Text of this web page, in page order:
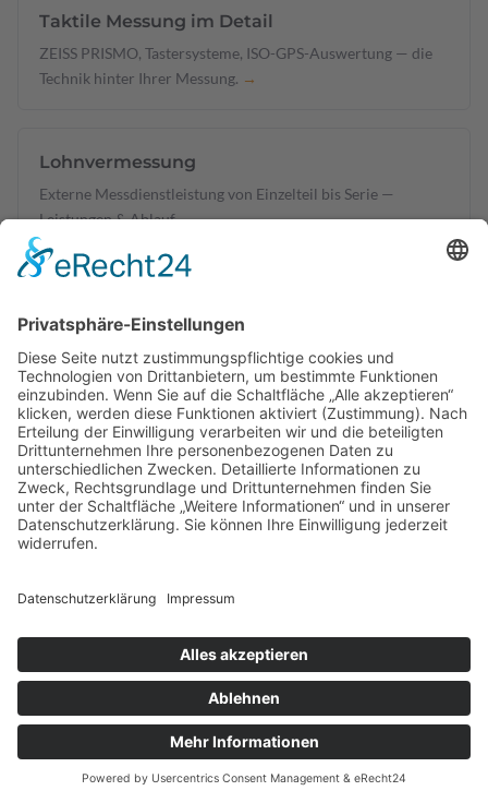
Taktile Messung im Detail
ZEISS PRISMO, Tastersysteme, ISO-GPS-Auswertung — die
Technik hinter Ihrer Messung. →
Lohnvermessung
Externe Messdienstleistung von Einzelteil bis Serie —
Leistungen & Ablauf.→
VDA Band 2, PPAP Level 3 — normgerecht dokumentierte
Bauteilfreigabe.→
Bauteilvermessung
3D-Messung nach Zeichnung — Frästeile, Drehteile, Guss
und mehr.→
Referenzbauteile.→
Messtechnische Beratung
Prüfkonzepte, Bezugssystematik, Toleranzfragen — wir
denken mit.→